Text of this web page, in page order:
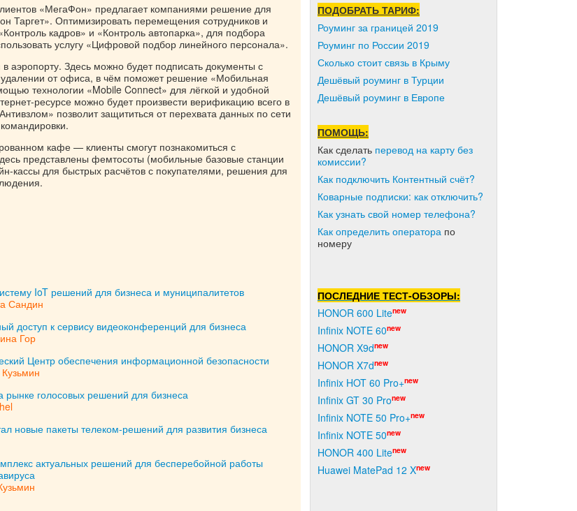
«МегаФон» предлагает компаниями решение для
Таргет». Оптимизировать перемещения сотрудников и
кадров» и «Контроль автопарка», для подбора
услугу «Цифровой подбор линейного персонала».
аэропорту. Здесь можно будет подписать документы с
от офиса, в чём поможет решение «Мобильная
технологии «Mobile Connect» для лёгкой и удобной
ресурсе можно будет произвести верификацию всего в
позволит защититься от перехвата данных по сети
кафе — клиенты смогут познакомиться с
представлены фемтосоты (мобильные базовые станции
кассы для быстрых расчётов с покупателями, решения для
IoT решений для бизнеса и муниципалитетов
Сандин
доступ к сервису видеоконференций для бизнеса
Гор
Центр обеспечения информационной безопасности
рынке голосовых решений для бизнеса
новые пакеты телеком-решений для развития бизнеса
актуальных решений для бесперебойной работы
ПОДОБРАТЬ ТАРИФ:
Роуминг за границей 2019
Роуминг по России 2019
Сколько стоит связь в Крыму
Дешёвый роуминг в Турции
Дешёвый роуминг в Европе
ПОМОЩЬ:
Как сделать перевод на карту без
комиссии?
Как подключить Контентный счёт?
Коварные подписки: как отключить?
Как узнать свой номер телефона?
Как определить оператора по
номеру
ПОСЛЕДНИЕ ТЕСТ-ОБЗОРЫ:
HONOR 600 Litenew
Infinix NOTE 60new
HONOR X9dnew
HONOR X7dnew
Infinix HOT 60 Pro+new
Infinix GT 30 Pronew
Infinix NOTE 50 Pro+new
Infinix NOTE 50new
HONOR 400 Litenew
Huawei MatePad 12 Xnew